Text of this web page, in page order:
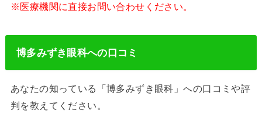
※医療機関に直接お問い合わせください。
博多みずき眼科への口コミ
あなたの知っている「博多みずき眼科」への口コミや評
判を教えてください。